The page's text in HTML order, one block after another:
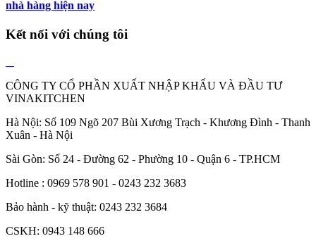
nhà hàng hiện nay
Kết nối với chúng tôi
CÔNG TY CỔ PHẦN XUẤT NHẬP KHẨU VÀ ĐẦU TƯ
VINAKITCHEN
Hà Nội: Số 109 Ngõ 207 Bùi Xương Trạch - Khương Đình - Thanh
Xuân - Hà Nội
Sài Gòn: Số 24 - Đường 62 - Phường 10 - Quận 6 - TP.HCM
Hotline : 0969 578 901 - 0243 232 3683
Bảo hành - kỹ thuật: 0243 232 3684
CSKH: 0943 148 666